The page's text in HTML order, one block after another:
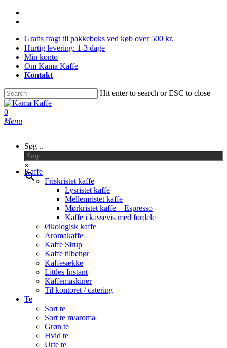
Skip
contentGratis fragt til pakkeboks ved køb over 500 kr.
Hurtig levering: 1-3 dage
Min konto
Om Kama Kaffe
Kontakt
Hit enter to search or ESC to close
Close
Search
0
Menu
Søg ..
×
Kaffe
Friskristet kaffe
Lysristet kaffe
Mellemristet kaffe
Mørkristet kaffe – Espresso
Kaffe i kassevis med fordele
Økologisk kaffe
Aromakaffe
Kaffe Sirup
Kaffe tilbehør
Kaffesække
Littles Instant
Kaffemaskiner
Til kontoret / catering
Te
Sort te
Sort te m/aroma
Grøn te
Hvid te
Urte te